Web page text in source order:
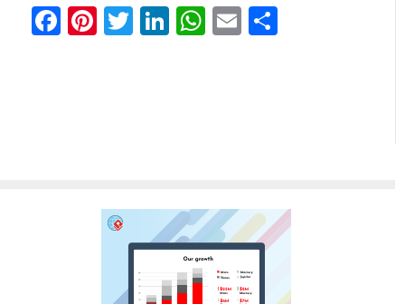
Facebook
Pinterest
Twitter
LinkedIn
WhatsApp
Email